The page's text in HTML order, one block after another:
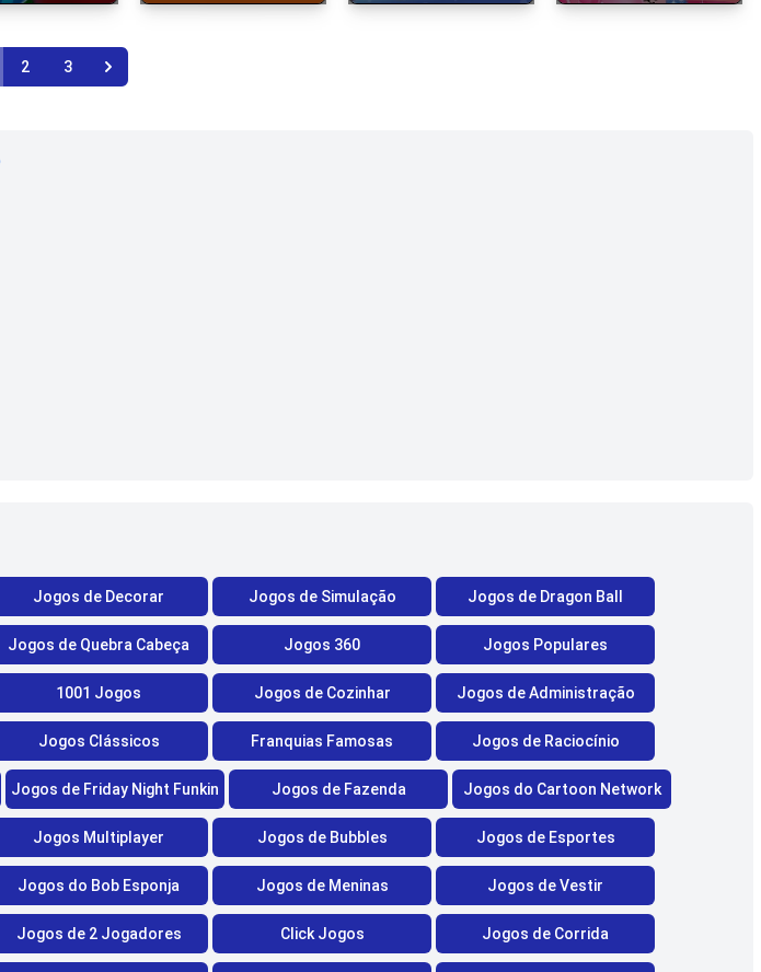
2 3
Jogos de Decorar Jogos de Simulação Jogos de Dragon Ball
Jogos de Quebra Cabeça Jogos 360 Jogos Populares
1001 Jogos Jogos de Cozinhar Jogos de Administração
Jogos Clássicos Franquias Famosas Jogos de Raciocínio
Jogos de Friday Night Funkin Jogos de Fazenda Jogos do Cartoon Network
Jogos Multiplayer Jogos de Bubbles Jogos de Esportes
Jogos do Bob Esponja Jogos de Meninas Jogos de Vestir
Jogos de 2 Jogadores Click Jogos Jogos de Corrida